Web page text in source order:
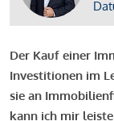
Der Kauf einer
Investitionen im
sie an
kann ich mir